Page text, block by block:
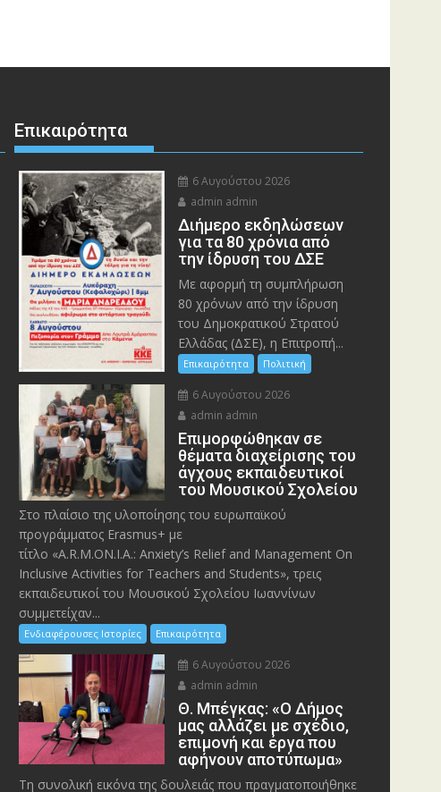
Επικαιρότητα
6 Αυγούστου 2026
admin admin
Διήμερο εκδηλώσεων
για τα 80 χρόνια από
την ίδρυση του ΔΣΕ
Με αφορμή τη συμπλήρωση
80 χρόνων από την ίδρυση
του Δημοκρατικού Στρατού
Ελλάδας (ΔΣΕ), η Επιτροπή...
Επικαιρότητα Πολιτική
6 Αυγούστου 2026
admin admin
Eπιμορφώθηκαν σε
θέματα διαχείρισης του
άγχους εκπαιδευτικοί
του Μουσικού Σχολείου
Στο πλαίσιο της υλοποίησης του ευρωπαϊκού
προγράμματος Erasmus+ με
τίτλο «A.R.M.ON.I.A.: Anxiety’s Relief and Management On
Inclusive Activities for Teachers and Students», τρεις
εκπαιδευτικοί του Μουσικού Σχολείου Ιωαννίνων
συμμετείχαν...
Ενδιαφέρουσες Ιστορίες Επικαιρότητα
6 Αυγούστου 2026
admin admin
Θ. Μπέγκας: «Ο Δήμος
μας αλλάζει με σχέδιο,
επιμονή και έργα που
αφήνουν αποτύπωμα»
Τη συνολική εικόνα της δουλειάς που πραγματοποιήθηκε